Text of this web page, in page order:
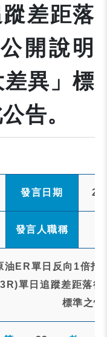
差距落
開說明
異」標
告。
發言日期
發言人職稱
油ER單日反向1倍
單日追蹤差距落
標準之